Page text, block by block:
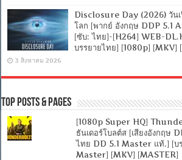
Disclosure Day (2026) วันเ
โลก [พากย์ อังกฤษ DDP 5.1
[ซับ: ไทย]-[H264] WEB-
บรรยายไทย] [1080p] [MKV]
3 สิงหาคม 2026
Top Posts & Pages
[1080p Super HQ]
ธันเดอร์โบลต์ส [เสียงอังกฤษ
ไทย DD 5.1 Master แท้.] [บ
Master] [MKV] [MASTER]